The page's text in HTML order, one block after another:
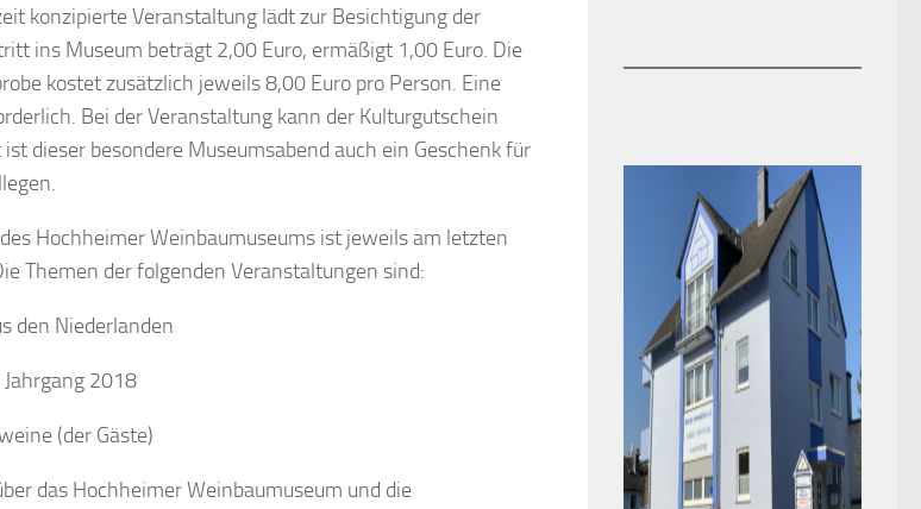
konzipierte Veranstaltung lädt zur Besichtigung der
ins Museum beträgt 2,00 Euro, ermäßigt 1,00 Euro. Die
kostet zusätzlich jeweils 8,00 Euro pro Person. Eine
Bei der Veranstaltung kann der Kulturgutschein
dieser besondere Museumsabend auch ein Geschenk für
Hochheimer Weinbaumuseums ist jeweils am letzten
Themen der folgenden Veranstaltungen sind:
Niederlanden
2018
(der Gäste)
das Hochheimer Weinbaumuseum und die